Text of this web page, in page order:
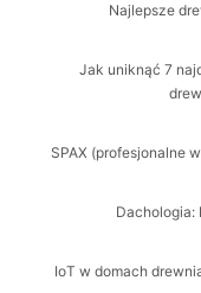
Najlepsze
Jak uniknąć 7
SPAX (profesjonalne
Dachologia:
IoT w domach